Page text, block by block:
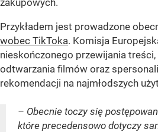
Przykładem jest prowadzone
wobec TikToka. Komisja
nieskończonego przewijania
odtwarzania filmów oraz
rekomendacji na najmłodszych
– Obecnie toczy się
które precedensowo dotyczy